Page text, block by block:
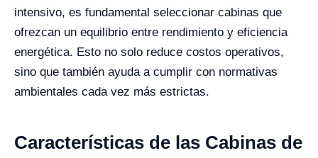
intensivo, es fundamental seleccionar cabinas que
ofrezcan un equilibrio entre rendimiento y eficiencia
energética. Esto no solo reduce costos operativos,
sino que también ayuda a cumplir con normativas
ambientales cada vez más estrictas.
Características de las Cabinas de